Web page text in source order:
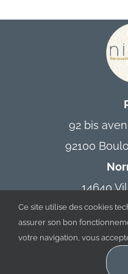
92 bis
92100
14640
contact
Ce site utilise des cookies
assurer son bon
votre navigation, vous